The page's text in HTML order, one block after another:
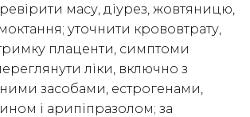
масу, діурез, жовтяницю,
уточнити крововтрату,
плаценти, симптоми
ліки, включно з
засобами, естрогенами,
і арипіпразолом; за